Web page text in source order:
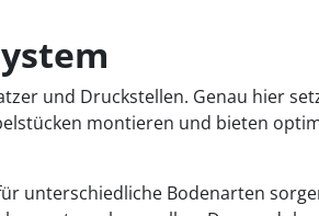
und Druckstellen. Genau hier
montieren und bieten
unterschiedliche Bodenarten